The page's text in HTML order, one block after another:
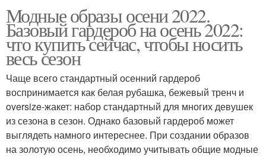
Модные образы осени 2022.
Базовый гардероб на осень 2022:
что купить сейчас, чтобы носить
весь сезон
Чаще всего стандартный осенний гардероб
воспринимается как белая рубашка, бежевый тренч и
oversize-жакет: набор стандартный для многих девушек
из сезона в сезон. Однако базовый гардероб может
выглядеть намного интереснее. При создании образов
на золотую осень, необходимо учитывать общие модные